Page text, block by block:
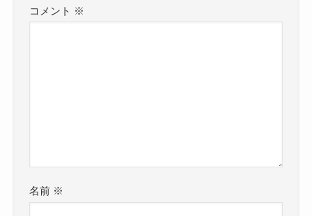
コメント ※
名前 ※